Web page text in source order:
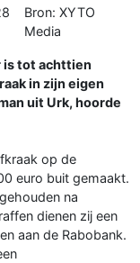
Bron: XYTO
Media
is tot achttien
in zijn eigen
uit Urk, hoorde
op de
euro buit gemaakt.
na
dienen zij een
aan de Rabobank.